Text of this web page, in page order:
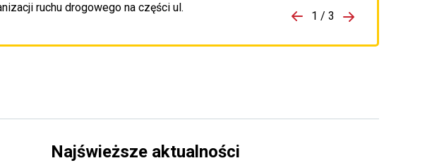
ruchu drogowego na części ul.
Przejdź do porzpedniego komunikatu 1 / 3
Przejdź do
Najświeższe aktualności